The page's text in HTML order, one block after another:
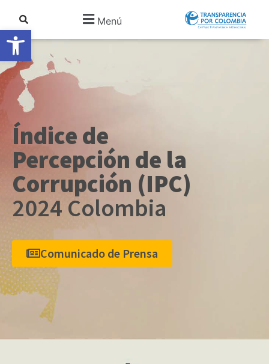
Abrir barra de herramientas
Menú
Índice de
Percepción de la
Corrupción (IPC)
2024 Colombia
Comunicado de Prensa